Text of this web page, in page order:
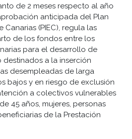
de 2 meses respecto al año
anticipada del Plan
(PIEC), regula las
de los fondos entre los
para el desarrollo de
a la inserción
desempleadas de larga
bajos y en riesgo de exclusión
a colectivos vulnerables
45 años, mujeres, personas
de la Prestación